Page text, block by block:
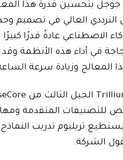
بتحسين قدرة هذا
الترددي العالي في تصميم
الاصطناعي عادةً قدرًا
في أداء هذه الأنظمة
للتصنيفات المتقدمة
يستطيع تريليوم تدريب
الشركة.